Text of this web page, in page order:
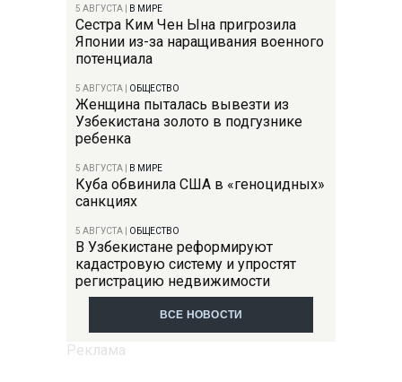
5 АВГУСТА В МИРЕ
Сестра Ким Чен Ына пригрозила
Японии из-за наращивания военного
потенциала
5 АВГУСТА ОБЩЕСТВО
Женщина пыталась вывезти из
Узбекистана золото в подгузнике
ребенка
5 АВГУСТА В МИРЕ
Куба обвинила США в «геноцидных»
санкциях
5 АВГУСТА ОБЩЕСТВО
В Узбекистане реформируют
кадастровую систему и упростят
регистрацию недвижимости
ВСЕ НОВОСТИ